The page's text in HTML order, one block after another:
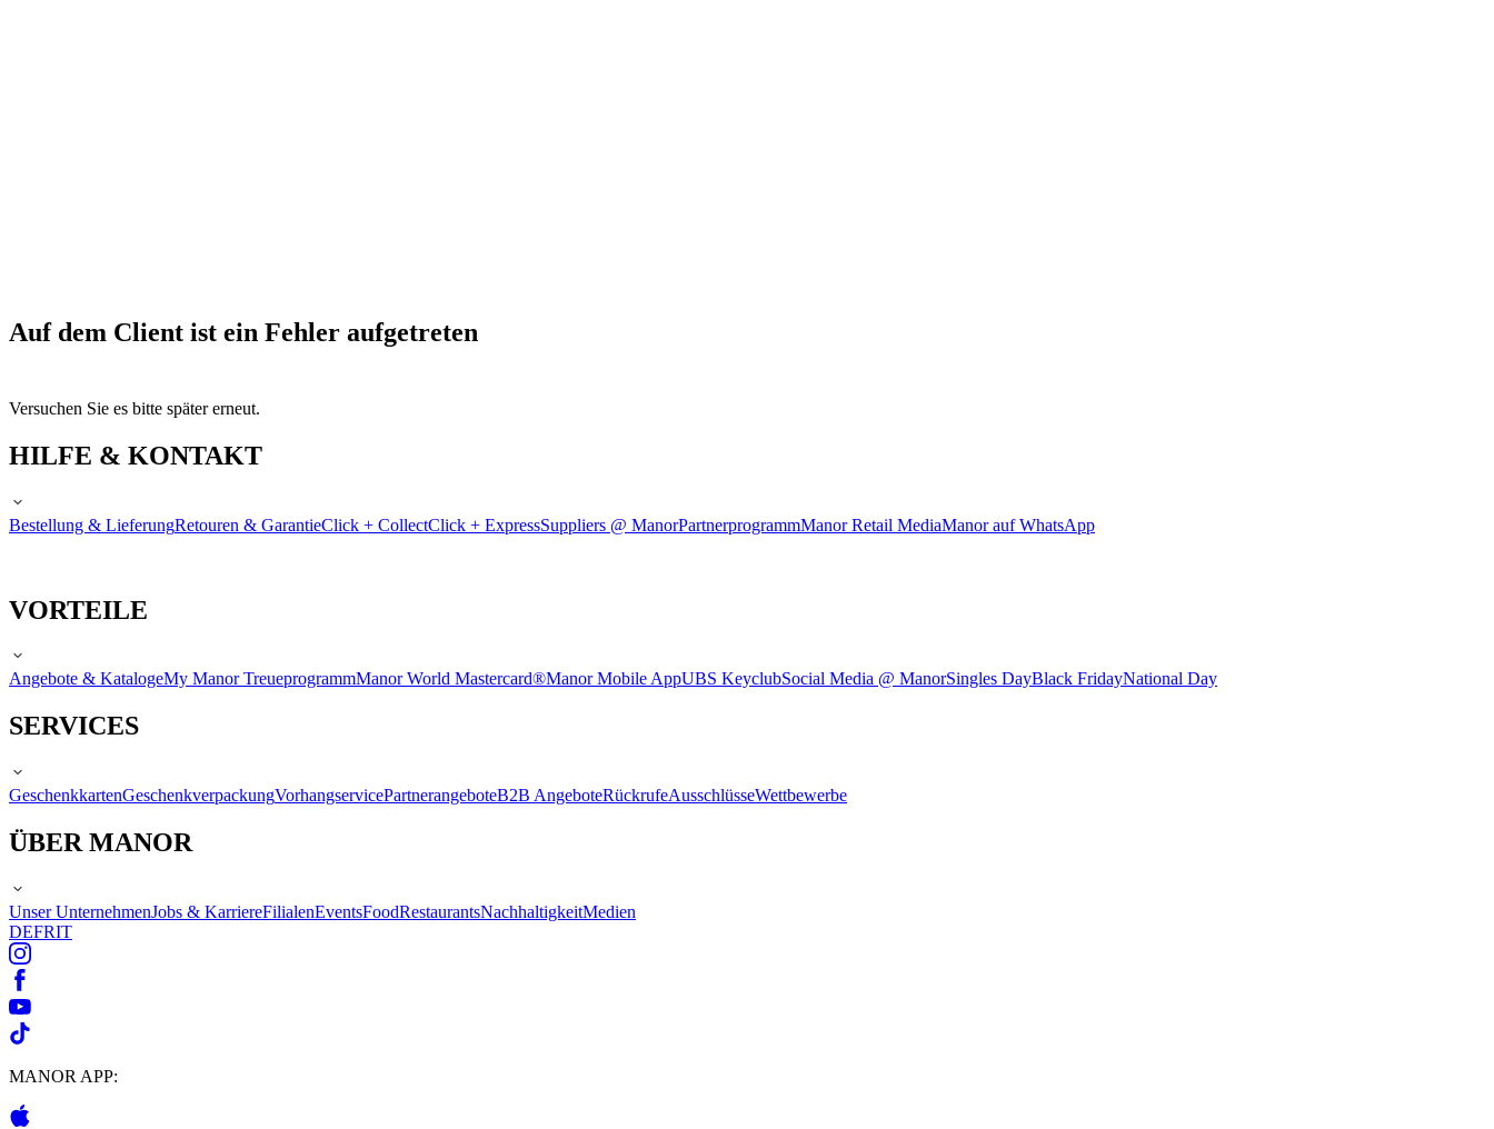
Auf dem Client ist ein Fehler aufgetreten
Versuchen Sie es bitte später erneut.
HILFE & KONTAKT
Bestellung & LieferungRetouren & GarantieClick + CollectClick + ExpressSuppliers @ ManorPartnerprogrammManor Retail MediaManor auf WhatsApp
VORTEILE
Angebote & KatalogeMy Manor TreueprogrammManor World Mastercard®Manor Mobile AppUBS KeyclubSocial Media @ ManorSingles DayBlack FridayNational Day
SERVICES
GeschenkkartenGeschenkverpackungVorhangservicePartnerangeboteB2B AngeboteRückrufeAusschlüsseWettbewerbe
ÜBER MANOR
Unser UnternehmenJobs & KarriereFilialenEventsFoodRestaurantsNachhaltigkeitMedien
DEFRIT
MANOR APP: